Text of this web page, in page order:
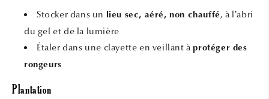
Stocker dans un lieu sec, aéré, non chauffé , à l’abri
du gel et de la lumière
Étaler dans une clayette en veillant à protéger des
rongeurs
Plantation